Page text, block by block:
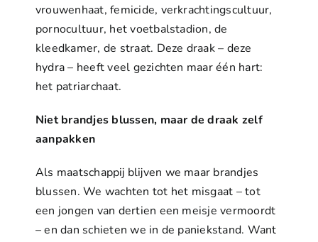
vrouwenhaat, femicide, verkrachtingscultuur,
pornocultuur, het voetbalstadion, de
kleedkamer, de straat. Deze draak – deze
hydra – heeft veel gezichten maar één hart:
het patriarchaat.
Niet brandjes blussen, maar de draak zelf
aanpakken
Als maatschappij blijven we maar brandjes
blussen. We wachten tot het misgaat – tot
een jongen van dertien een meisje vermoordt
– en dan schieten we in de paniekstand. Want